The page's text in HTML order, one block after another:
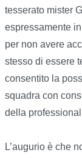
tesserato mister
espressamente
per non avere
stesso di essere
consentito la
squadra con
della
L’augurio è che